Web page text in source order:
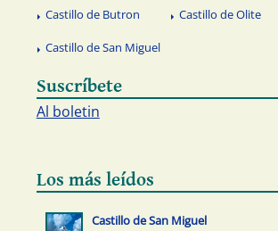
Castillo de Butron Castillo de Olite
Castillo de San Miguel
Suscríbete
Al boletin
Los más leídos
Castillo de San Miguel